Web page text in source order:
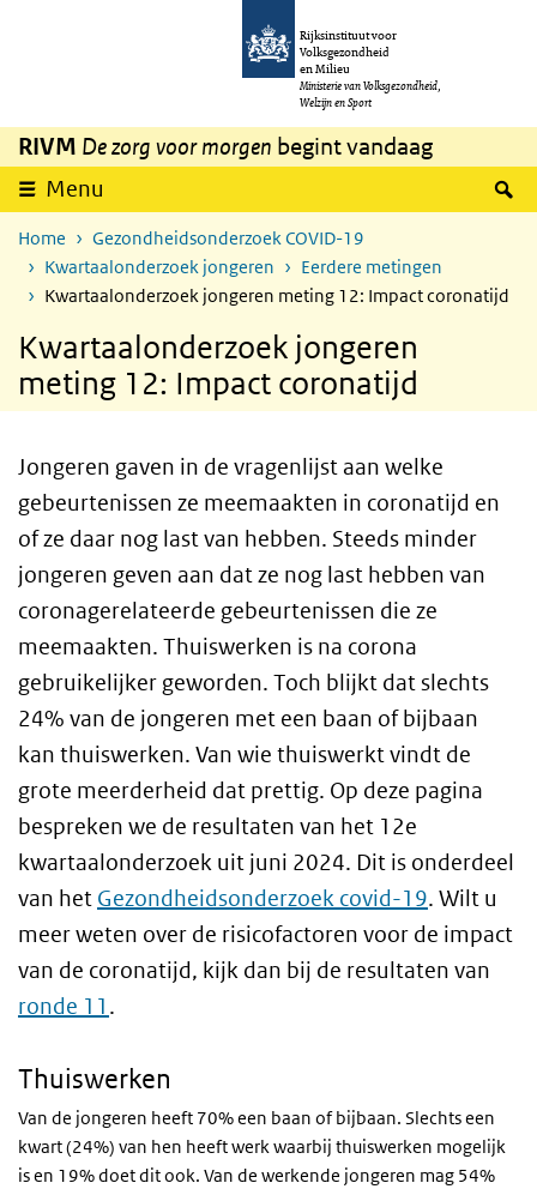
Overslaan en naar de inhoud gaan
Rijksinstituut voor
Volksgezondheid
en Milieu
Ministerie van Volksgezondheid,
Welzijn en Sport
RIVM De zorg voor morgen begint vandaag
Menu
Home
Gezondheidsonderzoek COVID-19
Kwartaalonderzoek jongeren
Eerdere metingen
Kwartaalonderzoek jongeren meting 12: Impact coronatijd
Kwartaalonderzoek jongeren
meting 12: Impact coronatijd
Jongeren gaven in de vragenlijst aan welke
gebeurtenissen ze meemaakten in coronatijd en
of ze daar nog last van hebben. Steeds minder
jongeren geven aan dat ze nog last hebben van
coronagerelateerde gebeurtenissen die ze
meemaakten. Thuiswerken is na corona
gebruikelijker geworden. Toch blijkt dat slechts
24% van de jongeren met een baan of bijbaan
kan thuiswerken. Van wie thuiswerkt vindt de
grote meerderheid dat prettig. Op deze pagina
bespreken we de resultaten van het 12e
kwartaalonderzoek uit juni 2024. Dit is onderdeel
van het Gezondheidsonderzoek covid-19. Wilt u
meer weten over de risicofactoren voor de impact
van de coronatijd, kijk dan bij de resultaten van
ronde 11 .
Thuiswerken
Van de jongeren heeft 70% een baan of bijbaan. Slechts een
kwart (24%) van hen heeft werk waarbij thuiswerken mogelijk
is en 19% doet dit ook. Van de werkende jongeren mag 54%